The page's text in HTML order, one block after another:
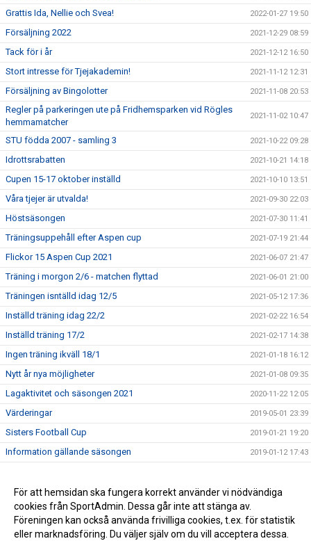
Grattis Ida, Nellie och Svea! 2022-01-27 19:50
Försäljning 2022 2021-12-29 08:59
Tack för i år 2021-12-12 16:50
Stort intresse för Tjejakademin! 2021-11-12 12:31
Försäljning av Bingolotter 2021-11-08 20:53
Regler på parkeringen ute på Fridhemsparken vid Rögles
hemmamatcher
2021-11-02 10:47
STU födda 2007 - samling 3 2021-10-22 09:28
Idrottsrabatten 2021-10-21 14:18
Cupen 15-17 oktober inställd 2021-10-10 13:51
Våra tjejer är utvalda! 2021-09-30 22:03
Höstsäsongen 2021-07-30 11:41
Träningsuppehåll efter Aspen cup 2021-07-19 21:44
Flickor 15 Aspen Cup 2021 2021-06-07 21:47
Träning i morgon 2/6 - matchen flyttad 2021-06-01 21:00
Träningen isntälld idag 12/5 2021-05-12 17:36
Inställd träning idag 22/2 2021-02-22 16:54
Inställd träning 17/2 2021-02-17 14:38
Ingen träning ikväll 18/1 2021-01-18 16:12
Nytt år nya möjligheter 2021-01-08 09:35
Lagaktivitet och säsongen 2021 2020-11-22 12:05
Värderingar 2019-05-01 23:39
Sisters Football Cup 2019-01-21 19:20
Information gällande säsongen 2019-01-12 17:43
Match på träningstid, träning inställd 3/10 2018-10-02 20:36
Info om helgen 7-8/10 - Cup inställd 2017-09-30 13:48
För att hemsidan ska fungera korrekt använder vi nödvändiga
cookies från SportAdmin. Dessa går inte att stänga av.
Föreningen kan också använda frivilliga cookies, t.ex. för statistik
eller marknadsföring. Du väljer själv om du vill acceptera dessa.